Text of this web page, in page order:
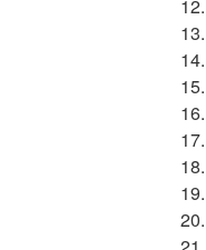
12.
13.
14.
15.
16.
17.
18.
19.
20.